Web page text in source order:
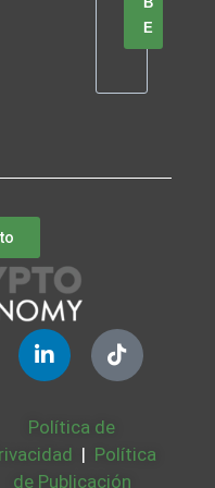
E
Política de
| Política
de Publicación